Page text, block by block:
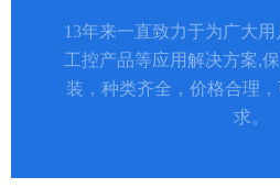
13年来一直致力于为广大
工控产品等应用解决方案,
装，种类齐全，价格合理
求。